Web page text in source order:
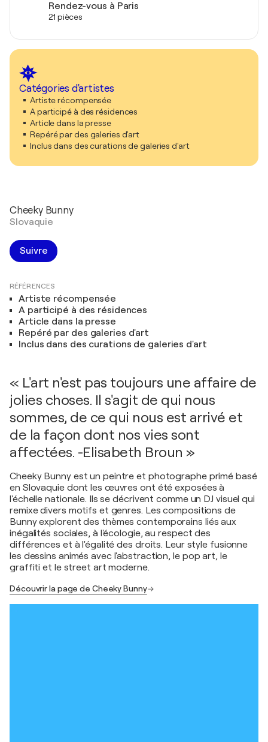
Rendez-vous à Paris
21 pièces
Catégories d'artistes
Artiste récompensée
A participé à des résidences
Article dans la presse
Repéré par des galeries d'art
Inclus dans des curations de galeries d'art
Cheeky Bunny
Slovaquie
Suivre
RÉFÉRENCES
Artiste récompensée
A participé à des résidences
Article dans la presse
Repéré par des galeries d'art
Inclus dans des curations de galeries d'art
« L'art n'est pas toujours une affaire de
jolies choses. Il s'agit de qui nous
sommes, de ce qui nous est arrivé et
de la façon dont nos vies sont
affectées. -Elisabeth Broun »
Cheeky Bunny est un peintre et photographe primé basé
en Slovaquie dont les œuvres ont été exposées à
l'échelle nationale. Ils se décrivent comme un DJ visuel qui
remixe divers motifs et genres. Les compositions de
Bunny explorent des thèmes contemporains liés aux
inégalités sociales, à l'écologie, au respect des
différences et à l'égalité des droits. Leur style fusionne
les dessins animés avec l'abstraction, le pop art, le
graffiti et le street art moderne.
Découvrir la page de Cheeky Bunny